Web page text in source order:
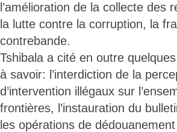
l’amélioration de la collecte des
la lutte contre la corruption, la
contrebande.
Tshibala a cité en outre
à savoir: l’interdiction de la
d’intervention illégaux sur
frontières, l’instauration du
les opérations de